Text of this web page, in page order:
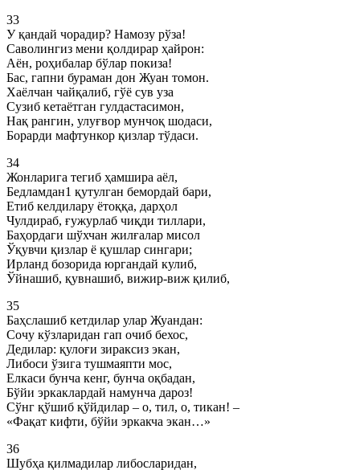
33
У қандай чорадир? Намозу рўза!
Саволингиз мени қолдирар ҳайрон:
Аён, роҳибалар бўлар покиза!
Бас, гапни бураман дон Жуан томон.
Хаёлчан чайқалиб, гўё сув уза
Сузиб кетаётган гулдастасимон,
Нақ рангин, улуғвор мунчоқ шодаси,
Борарди мафтункор қизлар тўдаси.
34
Жонларига тегиб ҳамшира аёл,
Бедламдан1 қутулган бемордай бари,
Етиб келдилару ётоққа, дарҳол
Чулдираб, ғужурлаб чиқди тиллари,
Баҳордаги шўхчан жилғалар мисол
Ўқувчи қизлар ё қушлар сингари;
Ирланд бозорида юргандай кулиб,
Ўйнашиб, қувнашиб, вижир-виж қилиб,
35
Баҳслашиб кетдилар улар Жуандан:
Сочу кўзларидан гап очиб бехос,
Дедилар: қулоғи зираксиз экан,
Либоси ўзига тушмаяпти мос,
Елкаси бунча кенг, бунча оқбадан,
Бўйи эркаклардай намунча дароз!
Сўнг қўшиб қўйдилар – о, тил, о, тикан! –
«Фақат кифти, бўйи эркакча экан…»
36
Шубҳа қилмадилар либосларидан,